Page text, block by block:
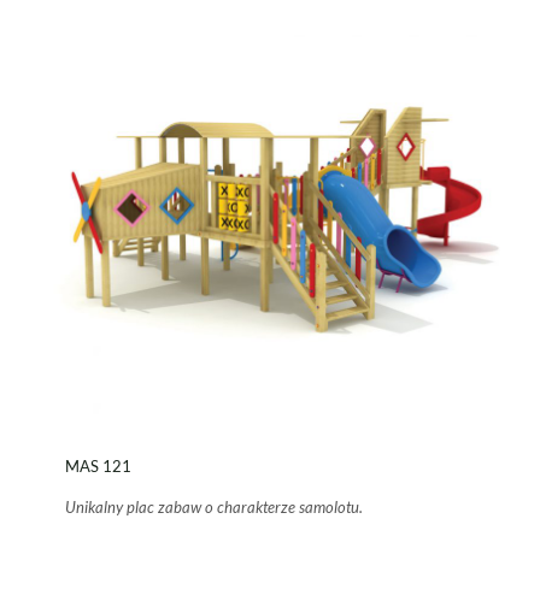
MAS 121
Unikalny plac zabaw o charakterze samolotu.